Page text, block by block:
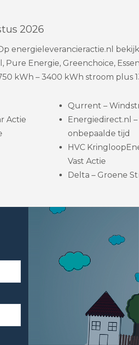
2026
energieleverancieractie.nl
Energie, Greenchoice,
kWh – 3400 kWh stroom plus
Actie
Qurrent –
Energiedirect.nl
onbepaalde tijd
HVC
Vast Actie
Delta – Groene